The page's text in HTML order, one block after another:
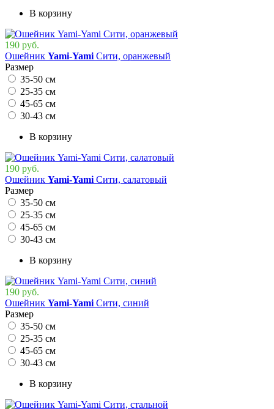
В корзину
190 руб.
Ошейник Yami-Yami Сити, оранжевый
Размер
35-50 см
25-35 см
45-65 см
30-43 см
В корзину
190 руб.
Ошейник Yami-Yami Сити, салатовый
Размер
35-50 см
25-35 см
45-65 см
30-43 см
В корзину
190 руб.
Ошейник Yami-Yami Сити, синий
Размер
35-50 см
25-35 см
45-65 см
30-43 см
В корзину